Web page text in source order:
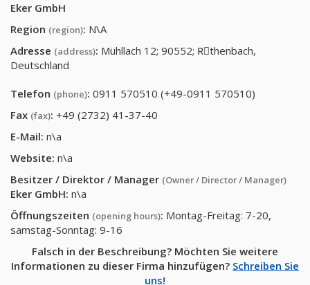
Eker GmbH
Region (region): N\A
Adresse (address): Mühllach 12; 90552; Rِthenbach,
Deutschland
Telefon (phone): 0911 570510 (+49-0911 570510)
Fax (fax): +49 (2732) 41-37-40
E-Mail: n\a
Website: n\a
Besitzer / Direktor / Manager (Owner / Director / Manager)
Eker GmbH: n\a
Öffnungszeiten (opening hours): Montag-Freitag: 7-20,
samstag-Sonntag: 9-16
Falsch in der Beschreibung? Möchten Sie weitere
Informationen zu dieser Firma hinzufügen? Schreiben Sie
uns!